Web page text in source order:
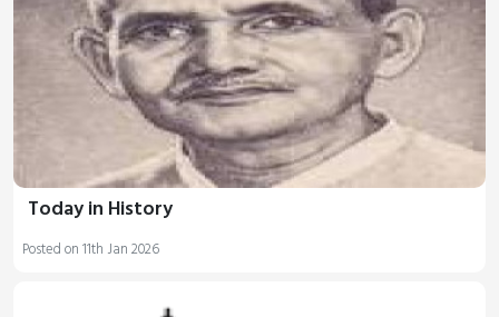
Today in History
Posted on 11th Jan 2026